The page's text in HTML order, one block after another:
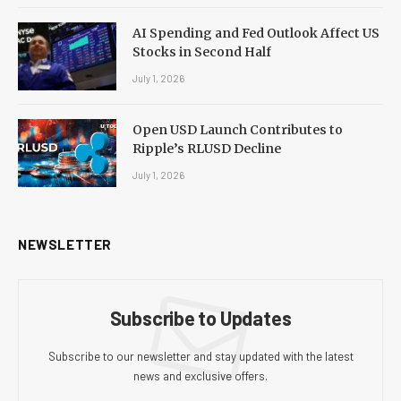
AI Spending and Fed Outlook Affect US
Stocks in Second Half
July 1, 2026
Open USD Launch Contributes to
Ripple’s RLUSD Decline
July 1, 2026
NEWSLETTER
Subscribe to Updates
Subscribe to our newsletter and stay updated with the latest
news and exclusive offers.